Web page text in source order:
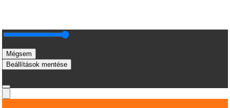
Mégsem
Beállítások mentése